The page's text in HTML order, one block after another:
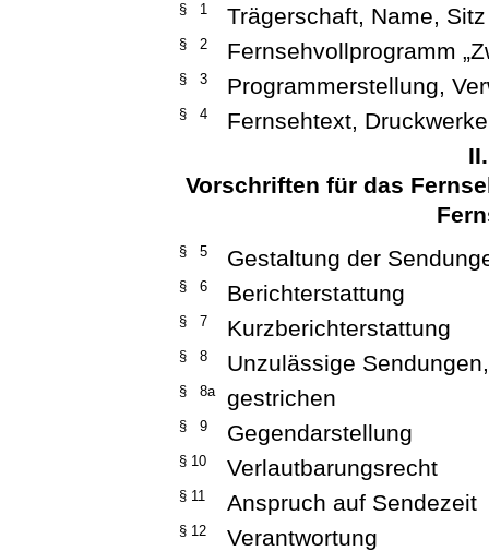
§ 1 Trägerschaft, Name, Sitz
§ 2 Fernsehvollprogramm
§ 3 Programmerstellung,
§ 4
Fernsehtext, Druckwerke
Vorschriften für das
§ 5 Gestaltung der
§ 6 Berichterstattung
§ 7 Kurzberichterstattung
§ 8 Unzulässige
§ 8a gestrichen
§ 9 Gegendarstellung
§ 10 Verlautbarungsrecht
§ 11 Anspruch auf Sendezeit
§ 12 Verantwortung